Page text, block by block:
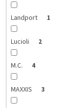
Landport 1
Lucioli 2
M.C. 4
MAXXIS 3